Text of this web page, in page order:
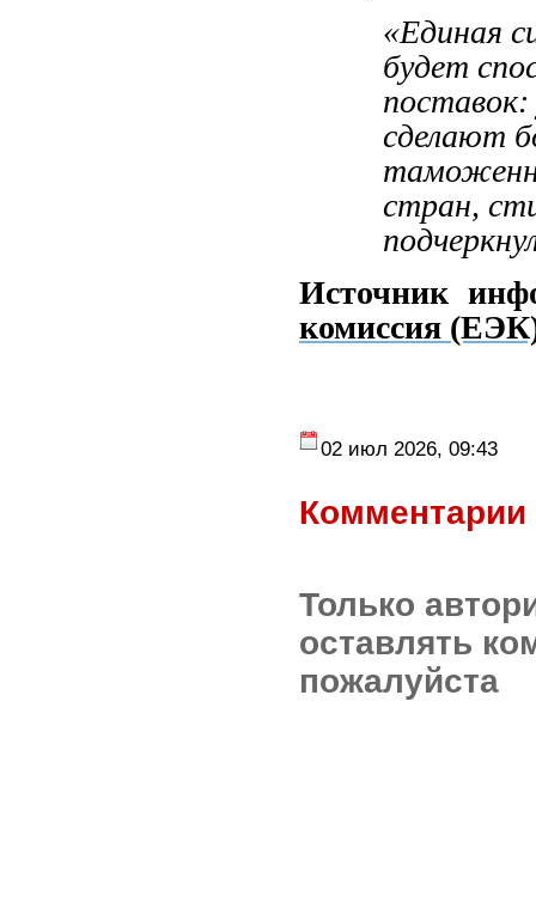
«Единая
будет
сделают
стран,
Источник
комиссия
02 июл 2026, 09:43
Комментарии
Только
оставлять
пожалуйста